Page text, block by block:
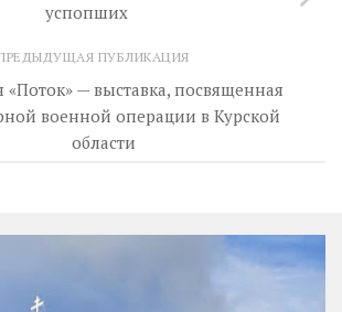
успопших
ПУБЛИКАЦИЯ
— выставка, посвященная
военной операции в Курской
области